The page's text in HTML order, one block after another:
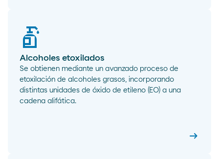
Alcoholes etoxilados
Se obtienen mediante un avanzado proceso de
etoxilación de alcoholes grasos, incorporando
distintas unidades de óxido de etileno (EO) a una
cadena alifática.
arrow_right_alt